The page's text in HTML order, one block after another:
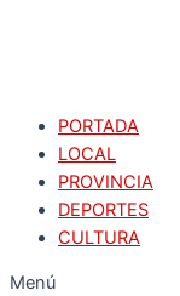
PORTADA
LOCAL
PROVINCIA
DEPORTES
CULTURA
Menú